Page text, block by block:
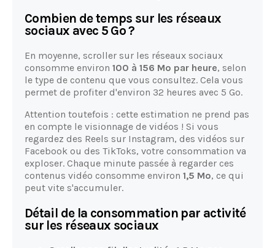
Combien de temps sur les réseaux
sociaux avec 5 Go ?
En moyenne, scroller sur les réseaux sociaux
consomme environ 100 à 156 Mo par heure, selon
le type de contenu que vous consultez. Cela vous
permet de profiter d'environ 32 heures avec 5 Go.
Attention toutefois : cette estimation ne prend pas
en compte le visionnage de vidéos ! Si vous
regardez des Reels sur Instagram, des vidéos sur
Facebook ou des TikToks, votre consommation va
exploser. Chaque minute passée à regarder ces
contenus vidéo consomme environ 1,5 Mo, ce qui
peut vite s'accumuler.
Détail de la consommation par activité
sur les réseaux sociaux